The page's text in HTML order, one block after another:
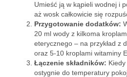
Umieść ją w kąpieli wodnej i
aż wosk całkowicie się
Przygotowanie dodatków:
20 ml wody z kilkoma
eterycznego – na przykład z
oraz 5-10 kroplami witaminy E.
Łączenie składników:
ostygnie do temperatury